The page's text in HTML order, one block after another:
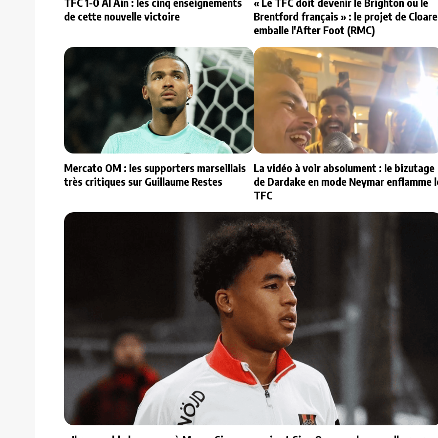
de cette nouvelle victoire
Brentford français » : le projet de
emballe l'After Foot (RMC)
Mercato OM : les supporters marseillais
très critiques sur Guillaume Restes
La vidéo à voir absolument : le bizutage
de Dardake en mode Neymar enflamme
TFC